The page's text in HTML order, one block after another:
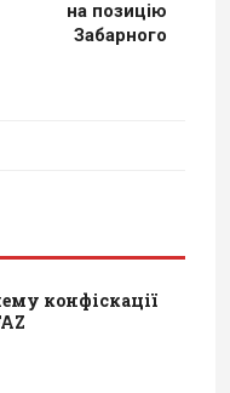
на позицію
Забарного
конфіскації